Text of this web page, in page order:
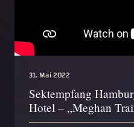
31. Mai 2022
Sektempfang
Hotel – „Meghan